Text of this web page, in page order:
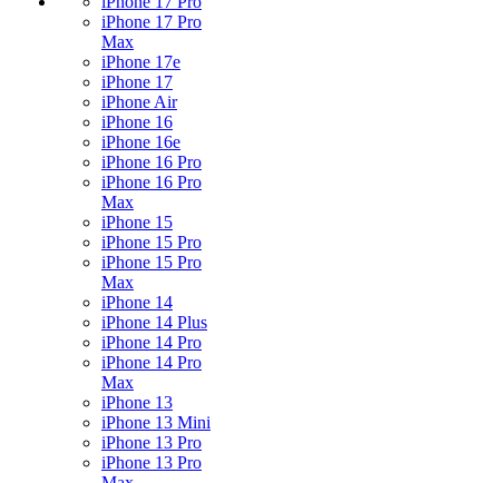
iPhone 17 Pro
Max
iPhone 17e
iPhone 17
iPhone Air
iPhone 16
iPhone 16e
iPhone 16 Pro
iPhone 16 Pro
Max
iPhone 15
iPhone 15 Pro
iPhone 15 Pro
Max
iPhone 14
iPhone 14 Plus
iPhone 14 Pro
iPhone 14 Pro
Max
iPhone 13
iPhone 13 Mini
iPhone 13 Pro
iPhone 13 Pro